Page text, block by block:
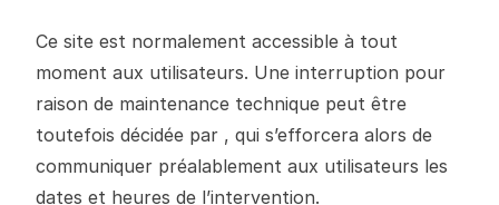
Ce site est normalement accessible à tout
moment aux utilisateurs. Une interruption pour
raison de maintenance technique peut être
toutefois décidée par , qui s’efforcera alors de
communiquer préalablement aux utilisateurs les
dates et heures de l’intervention.